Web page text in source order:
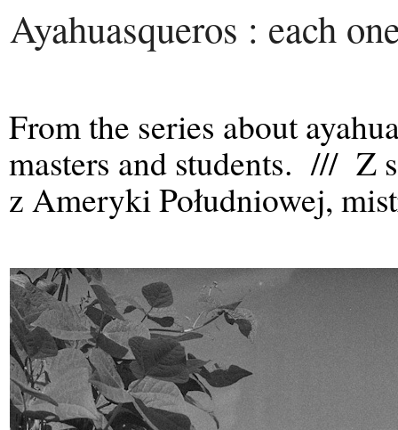
Ayahuasqueros : each
From the series about
masters and students. /// Z
z Ameryki Południowej,